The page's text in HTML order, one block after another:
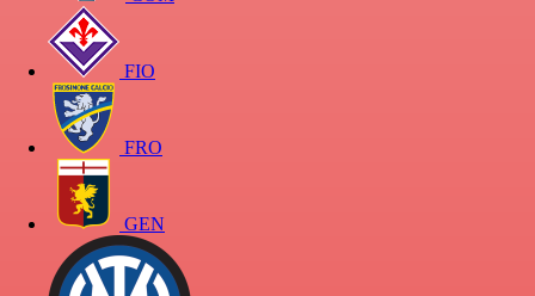
FIO
FRO
GEN